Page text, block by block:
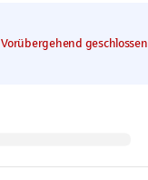
Vorübergehend geschlossen